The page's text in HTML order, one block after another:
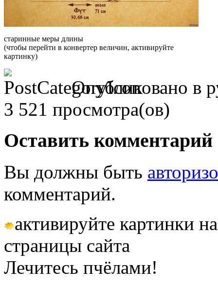
старинные меры длины
(чтобы перейти в конвертер величин, активируйте
картинку)
Опубликовано в
3 521 просмотра(ов)
Оставить комментарий
Вы должны быть
комментарий.
активируйте картинки
страницы сайта
Лечитесь пчёлами!